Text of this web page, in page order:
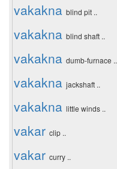
vakakna blind pit ..
vakakna blind shaft ..
vakakna dumb-furnace ..
vakakna jackshaft ..
vakakna little winds ..
vakar clip ..
vakar curry ..